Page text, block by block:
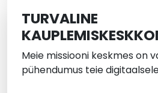
TURVALINE
Meie missiooni keskmes on
pühendumus teie